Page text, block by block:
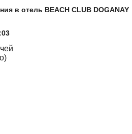
в отель BEACH CLUB DOGANAY